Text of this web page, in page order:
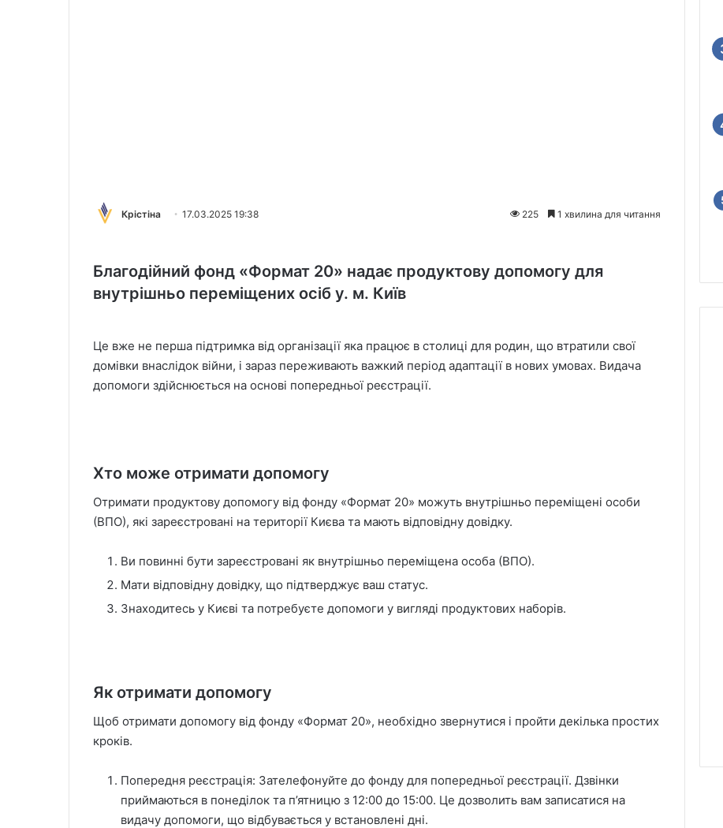
Крістіна 17.03.2025 19:38 225 1 хвилина для читання
Благодійний фонд «Формат 20» надає продуктову допомогу для
внутрішньо переміщених осіб у. м. Київ
Це вже не перша підтримка від організації яка працює в столиці для родин, що втратили свої
домівки внаслідок війни, і зараз переживають важкий період адаптації в нових умовах. Видача
допомоги здійснюється на основі попередньої реєстрації.
Хто може отримати допомогу
Отримати продуктову допомогу від фонду «Формат 20» можуть внутрішньо переміщені особи
(ВПО), які зареєстровані на території Києва та мають відповідну довідку.
Ви повинні бути зареєстровані як внутрішньо переміщена особа (ВПО).
Мати відповідну довідку, що підтверджує ваш статус.
Знаходитесь у Києві та потребуєте допомоги у вигляді продуктових наборів.
Як отримати допомогу
Щоб отримати допомогу від фонду «Формат 20», необхідно звернутися і пройти декілька простих
кроків.
Попередня реєстрація: Зателефонуйте до фонду для попередньої реєстрації. Дзвінки
приймаються в понеділок та п’ятницю з 12:00 до 15:00. Це дозволить вам записатися на
видачу допомоги, що відбувається у встановлені дні.